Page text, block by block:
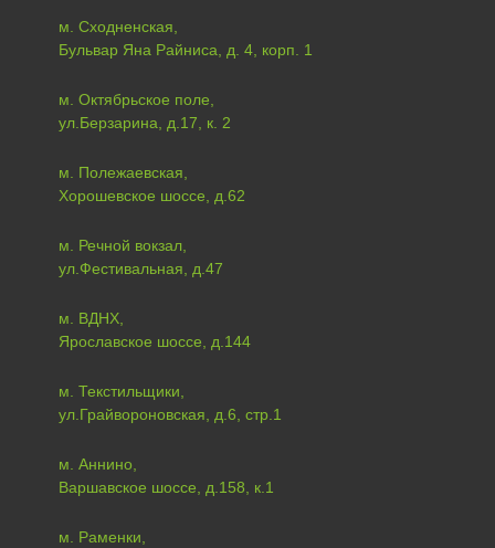
м. Сходненская,
Бульвар Яна Райниса, д. 4, корп. 1
м. Октябрьское поле,
ул.Берзарина, д.17, к. 2
м. Полежаевская,
Хорошевское шоссе, д.62
м. Речной вокзал,
ул.Фестивальная, д.47
м. ВДНХ,
Ярославское шоссе, д.144
м. Текстильщики,
ул.Грайвороновская, д.6, стр.1
м. Аннино,
Варшавское шоссе, д.158, к.1
м. Раменки,